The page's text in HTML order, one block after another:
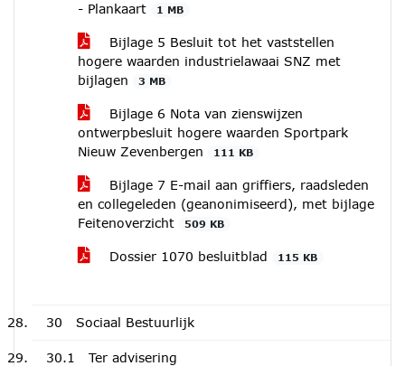
- Plankaart
1 MB
Bijlage 5 Besluit tot het vaststellen
hogere waarden industrielawaai SNZ met
bijlagen
3 MB
Bijlage 6 Nota van zienswijzen
ontwerpbesluit hogere waarden Sportpark
Nieuw Zevenbergen
111 KB
Bijlage 7 E-mail aan griffiers, raadsleden
en collegeleden (geanonimiseerd), met bijlage
Feitenoverzicht
509 KB
Dossier 1070 besluitblad 115 KB
30 Sociaal Bestuurlijk
30.1 Ter advisering